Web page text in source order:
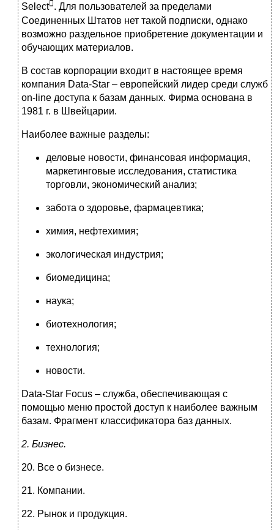
Select . Для пользователей за пределами
Соединенных Штатов нет такой подписки, однако
возможно раздельное приоб­ретение документации и
обучающих материалов.
В состав корпорации входит в настоящее время
компания Data-Star – европейский лидер среди служб
on-line доступа к базам данных. Фирма основана в
1981 г. в Швейцарии.
Наиболее важные разделы:
деловые новости, финансовая информация,
маркетинговые ис­следования, статистика
торговли, экономический анализ;
забота о здоровье, фармацевтика;
химия, нефтехимия;
экологическая индустрия;
биомедицина;
наука;
биотехнология;
технология;
новости.
Data-Star Focus – служба, обеспечивающая с
помощью меню простой доступ к наиболее важным
базам. Фрагмент классификатора баз данных.
2. Бизнес.
20. Все о бизнесе.
21. Компании.
22. Рынок и продукция.